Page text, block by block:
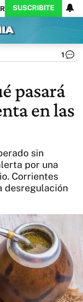
SUSCRIBITE
Opinión
Turismo
Reperfilar
1
pasará
en las
sin
por una
Corrientes
desregulación